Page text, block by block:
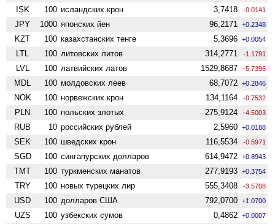
ISK 100 исландских крон 3,7418 -0.0141
JPY 1000 японских йен 96,2171 +0.2348
KZT 100 казахстанских тенге 5,3696 +0.0054
LTL 100 литовских литов 314,2771 -1.1791
LVL 100 латвийских латов 1529,8687 -5.7396
MDL 100 молдовских леев 68,7072 +0.2846
NOK 100 норвежских крон 134,1164 -0.7532
PLN 100 польских злотых 275,9124 -4.5003
RUB 10 российских рублей 2,5960 +0.0188
SEK 100 шведских крон 116,5534 -0.5971
SGD 100 сингапурских долларов 614,9472 +0.8943
TMT 100 туркменских манатов 277,9193 +0.3754
TRY 100 новых турецких лир 555,3408 -3.5708
USD 100 долларов США 792,0700 +1.0700
UZS 100 узбекских сумов 0,4862 +0.0007